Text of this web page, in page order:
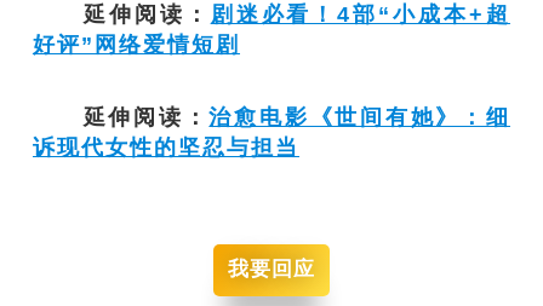
延伸阅读： 剧迷必看！4部“小成本+超
好评”网络爱情短剧
延伸阅读：治愈电影《世间有她》：细
诉现代女性的坚忍与担当
我要回应